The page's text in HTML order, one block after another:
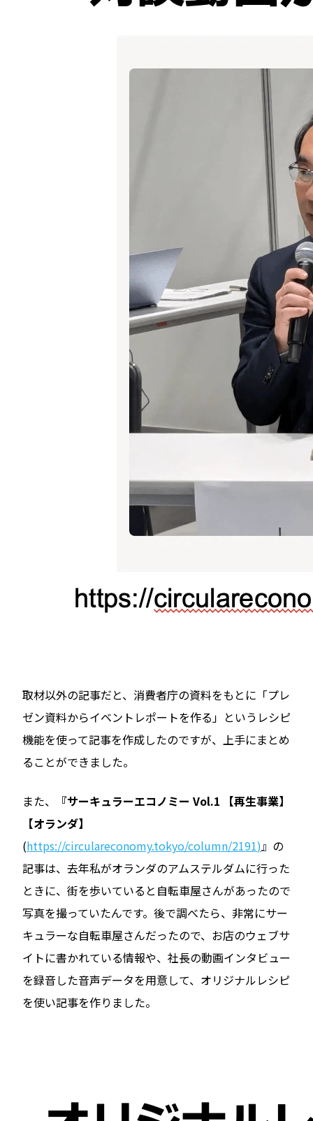
取材以外の記事だと、消費者庁の資料をもとに「プレ
ゼン資料からイベントレポートを作る」というレシピ
機能を使って記事を作成したのですが、上手にまとめ
ることができました。
また、
『サーキュラーエコノミー Vol.1 【再生事業】
【オランダ】
(https://circulareconomy.tokyo/column/2191)』の
記事は、去年私がオランダのアムステルダムに行った
ときに、街を歩いていると自転車屋さんがあったので
写真を撮っていたんです。後で調べたら、非常にサー
キュラーな自転車屋さんだったので、お店のウェブサ
イトに書かれている情報や、社長の動画インタビュー
を録音した音声データを用意して、オリジナルレシピ
を使い記事を作りました。